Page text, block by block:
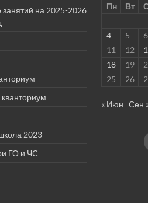
занятий на 2025-2026
2023
ГО и ЧС
Пн
Вт
4
5 6
11
12
18
19
25
26
« Июн Сен